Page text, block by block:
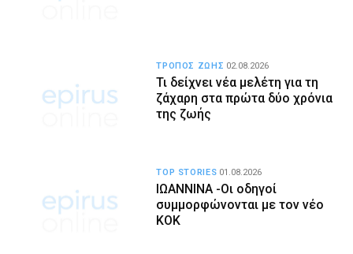
Τι δείχνει νέα μελέτη για τη
ζάχαρη στα πρώτα δύο χρόνια
της ζωής
ΤΡΟΠΟΣ ΖΩΗΣ 02.08.2026
ΙΩΑΝΝΙΝΑ -Οι οδηγοί
συμμορφώνονται με τον νέο
ΚΟΚ
TOP STORIES 01.08.2026